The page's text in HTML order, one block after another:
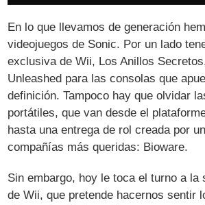
En lo que llevamos de generación
videojuegos de Sonic. Por un lado
exclusiva de Wii, Los Anillos Secretos
Unleashed para las consolas que
definición. Tampoco hay que olvidar
portátiles, que van desde el
hasta unaentrega de rol creada por
compañías más queridas: Bioware.
Sin embargo, hoy le toca el turno a la
de Wii, que pretende hacernos sentir